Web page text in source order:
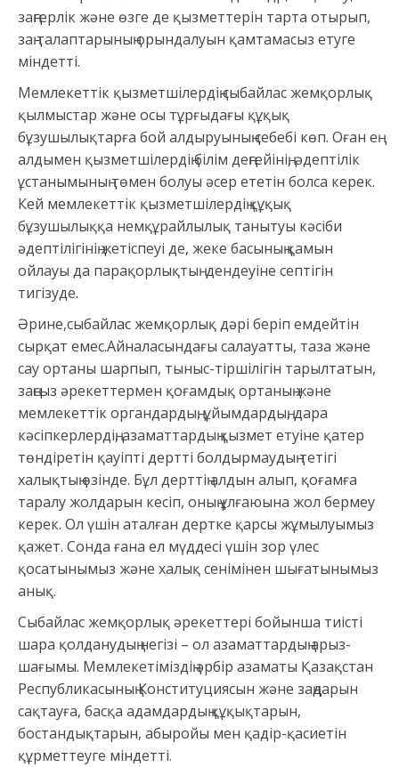
заңгерлік және өзге де қызметтерін тарта отырып,
заң талаптарының орындалуын қамтамасыз етуге
міндетті.
Мемлекеттік қызметшілердің сыбайлас жемқорлық
қылмыстар және осы тұрғыдағы құқық
бұзушылықтарға бой алдыруының себебі көп. Оған ең
алдымен қызметшілердің білім деңгейінің, әдептілік
ұстанымының төмен болуы әсер ететін болса керек.
Кей мемлекеттік қызметшілердің құқық
бұзушылыққа немқұрайлылық танытуы кәсіби
әдептілігінің жетіспеуі де, жеке басының қамын
ойлауы да парақорлықтың дендеуіне септігін
тигізуде.
Әрине,сыбайлас жемқорлық дәрі беріп емдейтін
сырқат емес.Айналасындағы салауатты, таза және
сау ортаны шарпып, тыныс-тіршілігін тарылтатын,
заңсыз әрекеттермен қоғамдық ортаның және
мемлекеттік органдардың, ұйымдардың, дара
кәсіпкерлердің, азаматтардың қызмет етуіне қатер
төндіретін қауіпті дертті болдырмаудың тетігі
халықтың өзінде. Бұл дерттің алдын алып, қоғамға
таралу жолдарын кесіп, оның ұлғаюына жол бермеу
керек. Ол үшін аталған дертке қарсы жұмылуымыз
қажет. Сонда ғана ел мүддесі үшін зор үлес
қосатынымыз және халық сенімінен шығатынымыз
анық.
Сыбайлас жемқорлық әрекеттері бойынша тиісті
шара қолданудың негізі – ол азаматтардың арыз-
шағымы. Мемлекетіміздің әрбір азаматы Қазақстан
Республикасының Конституциясын және заңдарын
сақтауға, басқа адамдардың құқықтарын,
бостандықтарын, абыройы мен қадір-қасиетін
құрметтеуге міндетті.